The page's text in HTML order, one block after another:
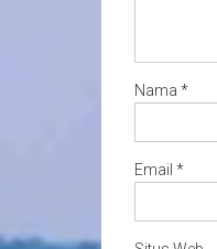
Nama *
Email *